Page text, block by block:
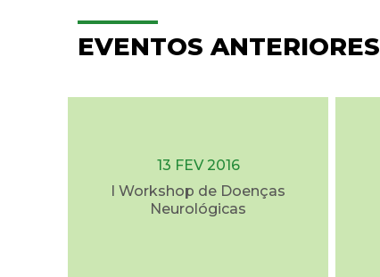
EVENTOS ANTERIORES
13 FEV 2016
I Workshop de Doenças
Neurológicas